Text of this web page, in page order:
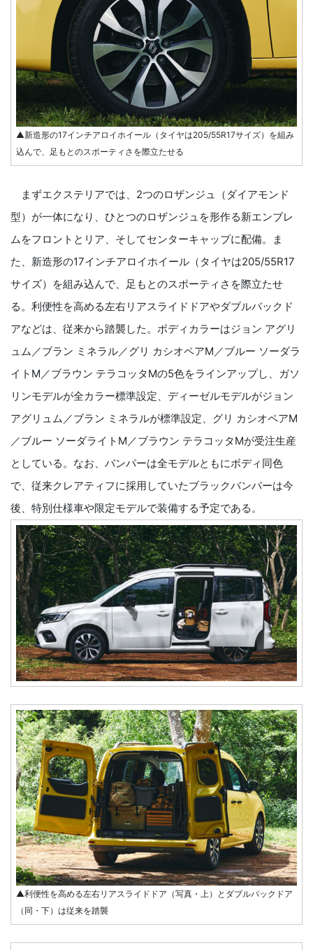
▲新造形の17インチアロイホイール（タイヤは205/55R17サイズ）を組み
込んで、足もとのスポーティさを際立たせる
まずエクステリアでは、2つのロザンジュ（ダイアモンド
型）が一体になり、ひとつのロザンジュを形作る新エンブレ
ムをフロントとリア、そしてセンターキャップに配備。ま
た、新造形の17インチアロイホイール（タイヤは205/55R17
サイズ）を組み込んで、足もとのスポーティさを際立たせ
る。利便性を高める左右リアスライドドアやダブルバックド
アなどは、従来から踏襲した。ボディカラーはジョン アグリ
ュム／ブラン ミネラル／グリ カシオペアM／ブルー ソーダラ
イトM／ブラウン テラコッタMの5色をラインアップし、ガソ
リンモデルが全カラー標準設定、ディーゼルモデルがジョン
アグリュム／ブラン ミネラルが標準設定、グリ カシオペアM
／ブルー ソーダライトM／ブラウン テラコッタMが受注生産
としている。なお、バンパーは全モデルともにボディ同色
で、従来クレアティフに採用していたブラックバンパーは今
後、特別仕様車や限定モデルで装備する予定である。
▲利便性を高める左右リアスライドドア（写真・上）とダブルバックドア
（同・下）は従来を踏襲